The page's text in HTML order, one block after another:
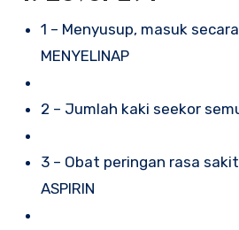
1 – Menyusup, masuk
MENYELINAP
2 – Jumlah kaki seekor
3 – Obat peringan rasa
ASPIRIN